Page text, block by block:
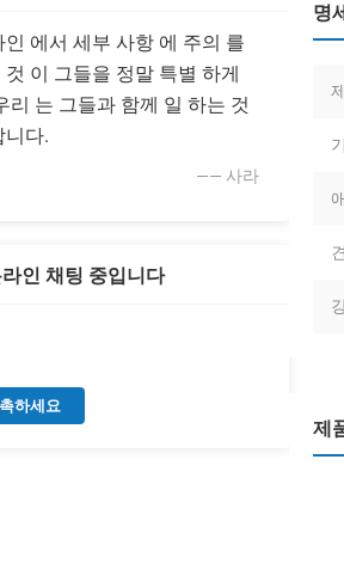
에서 세부 사항 에 주의 를
것 이 그들을 정말 특별 하게
리 는 그들과 함께 일 하는 것
니다.
—— 사라
인 채팅 중입니다
하세요
명
제